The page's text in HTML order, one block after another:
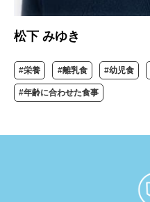
松下 みゆき
#栄養 #離乳食 #幼児食
#年齢に合わせた食事